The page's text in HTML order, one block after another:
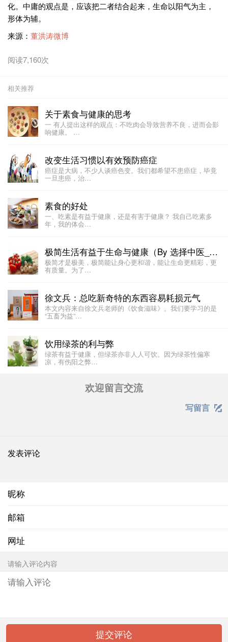
化。中庸的观点是，应该把二者结合起来，生命以阳气为主，
形体为辅。​​​
来源： 董洪涛微博
阅读7,160次
相关推荐
关于素食与健康的思考
一 有人提出这样的观点：不吃肉会导致营养不良，进而会影
响健康。 …
改变生活习惯以有效预防癌症
癌症是大病，不少人谈癌色变。我们都希望不患癌症，毕竟
一旦患癌，治…
素食的好处
一、吃素是有益于健康，还是有害于健康？ 我自己吃素多
年，我的体会…
极简生活有益于生命与健康（By 选择中医__董洪涛）
极简才是极美，极简能让身心更和谐，能让生命更精彩，更
有质量。为了…
徐文兵：总吃新奇特的东西容易耗损元气
本文内容来自徐文兵老师的《饮食滋味》。我们要学习的是
“五畜为益”…
饮用绿茶的利与弊
绿茶有益于健康，但绿茶亦非人人可饮。因为绿茶性偏寒
凉，有伤阳之弊…
欢迎留言交流
写留言 
发表评论
昵称
邮箱
网址
请输入评论内容